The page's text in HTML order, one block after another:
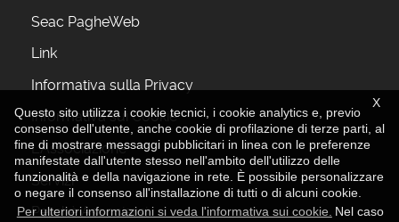
X
Questo sito utilizza i cookie tecnici, i cookie analytics e, previo
consenso dell'utente, anche cookie di profilazione di terze parti, al
fine di mostrare messaggi pubblicitari in linea con le preferenze
manifestate dall'utente stesso nell'ambito dell'utilizzo delle
funzionalità e della navigazione in rete. È possibile personalizzare
o negare il consenso all'installazione di tutti o di alcuni cookie.
Per ulteriori informazioni si veda l'informativa sui cookie. Nel caso
Seac PagheWeb
Link
Informativa sulla Privacy
Informativa sui Cookie
L'Associazione
Servizi
Perchè Associarsi